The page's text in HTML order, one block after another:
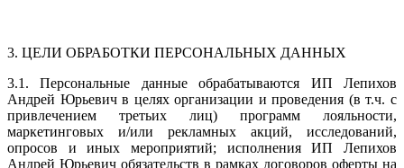
3. ЦЕЛИ ОБРАБОТКИ ПЕРСОНАЛЬНЫХ ДАННЫХ
3.1. Персональные данные обрабатываются ИП Лепихов
Андрей Юрьевич в целях организации и проведения (в т.ч. с
привлечением третьих лиц) программ лояльности,
маркетинговых и/или рекламных акций, исследований,
опросов и иных мероприятий; исполнения ИП Лепихов
Андрей Юрьевич обязательств в рамках договоров оферты на